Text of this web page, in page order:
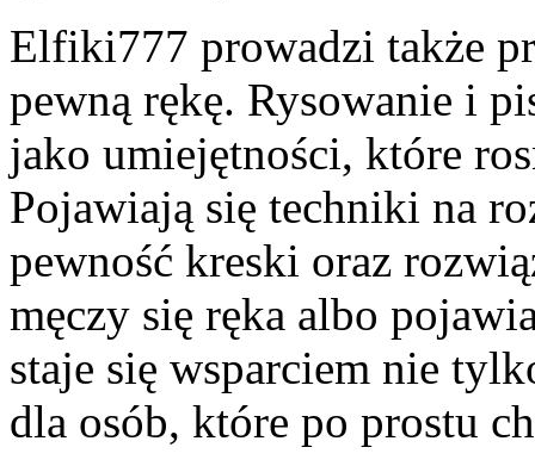
Elfiki777 prowadzi także
pewną rękę. Rysowanie i
jako umiejętności, które
Pojawiają się techniki na
pewność kreski oraz
męczy się ręka albo
staje się wsparciem nie
dla osób, które po prostu